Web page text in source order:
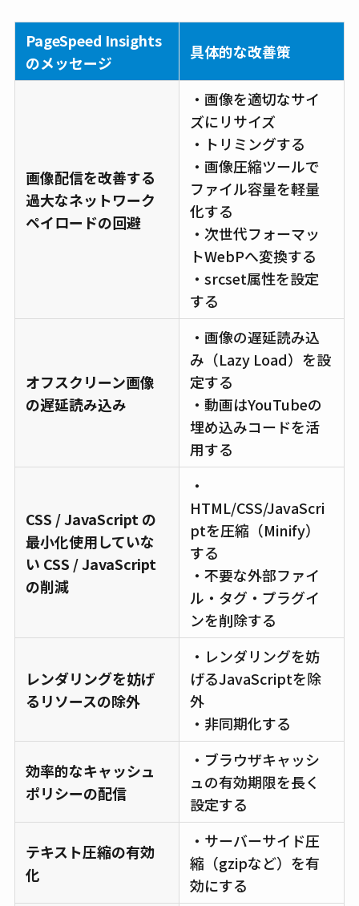
PageSpeed Insights
のメッセージ
具体的な改善策
画像配信を改善する
過大なネットワーク
ペイロードの回避
・画像を適切なサイ
ズにリサイズ
・トリミングする
・画像圧縮ツールで
ファイル容量を軽量
化する
・次世代フォーマッ
トWebPへ変換する
・srcset属性を設定
する
オフスクリーン画像
の遅延読み込み
・画像の遅延読み込
み（Lazy Load）を設
定する
・動画はYouTubeの
埋め込みコードを活
用する
CSS / JavaScript の
最小化使用していな
い CSS / JavaScript
の削減
・
HTML/CSS/JavaScri
ptを圧縮（Minify）
する
・不要な外部ファイ
ル・タグ・プラグイ
ンを削除する
レンダリングを妨げ
るリソースの除外
・レンダリングを妨
げるJavaScriptを除
外
・非同期化する
効率的なキャッシュ
ポリシーの配信
・ブラウザキャッシ
ュの有効期限を長く
設定する
テキスト圧縮の有効
化
・サーバーサイド圧
縮（gzipなど）を有
効にする